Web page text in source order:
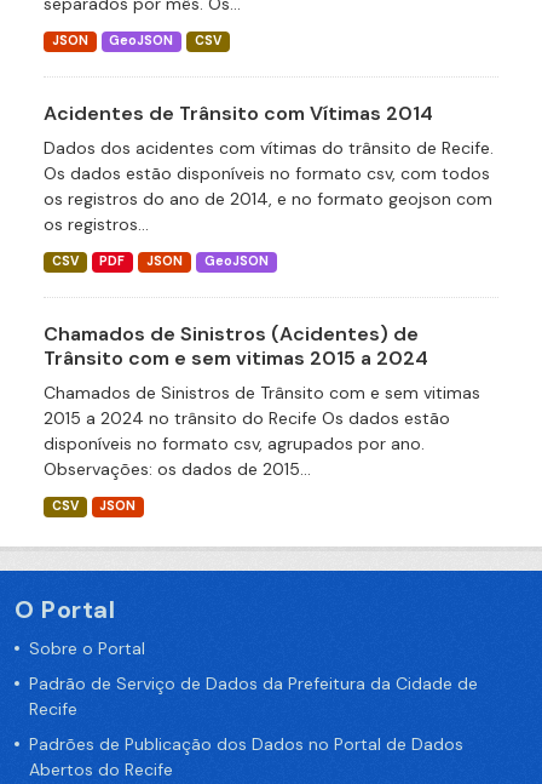
JSON GeoJSON CSV
Acidentes de Trânsito com Vítimas 2014
Dados dos acidentes com vítimas do trânsito de Recife.
Os dados estão disponíveis no formato csv, com todos
os registros do ano de 2014, e no formato geojson com
os registros...
CSV PDF JSON GeoJSON
Chamados de Sinistros (Acidentes) de
Trânsito com e sem vitimas 2015 a 2024
Chamados de Sinistros de Trânsito com e sem vitimas
2015 a 2024 no trânsito do Recife Os dados estão
disponíveis no formato csv, agrupados por ano.
Observações: os dados de 2015...
CSV JSON
O Portal
Sobre o Portal
Padrão de Serviço de Dados da Prefeitura da Cidade de
Recife
Padrões de Publicação dos Dados no Portal de Dados
Abertos do Recife